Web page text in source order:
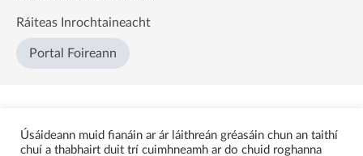
Ráiteas Inrochtaineacht
Portal Foireann
Úsáideann muid fianáin ar ár láithreán gréasáin chun an taithí
chuí a thabhairt duit trí cuimhneamh ar do chuid roghanna